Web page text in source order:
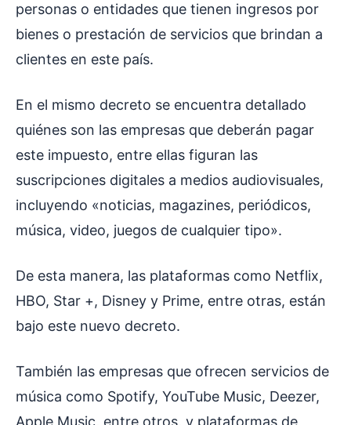
personas o entidades que tienen ingresos por
bienes o prestación de servicios que brindan a
clientes en este país.
En el mismo decreto se encuentra detallado
quiénes son las empresas que deberán pagar
este impuesto, entre ellas figuran las
suscripciones digitales a medios audiovisuales,
incluyendo «noticias, magazines, periódicos,
música, video, juegos de cualquier tipo».
De esta manera, las plataformas como Netflix,
HBO, Star +, Disney y Prime, entre otras, están
bajo este nuevo decreto.
También las empresas que ofrecen servicios de
música como Spotify, YouTube Music, Deezer,